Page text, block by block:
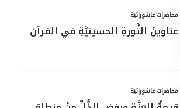
محاضرات عاشورائية
عناوينُ الثَّورةِ الحسينيَّةِ في القرآن
محاضرات عاشورائية